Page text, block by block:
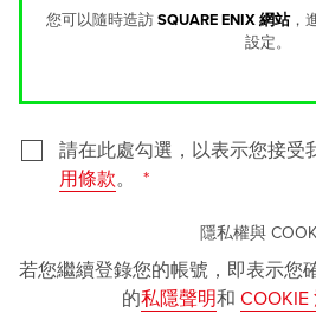
您可以隨時造訪SQUARE ENIX 網站，
設定。
請在此處勾選，以表示您接受
用條款。
隱私權與
若您繼續登錄您的帳號，即表示您
的私隱聲明和